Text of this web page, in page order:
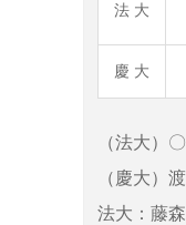
法 大
慶 大
（法大）
（慶大）
法大：藤